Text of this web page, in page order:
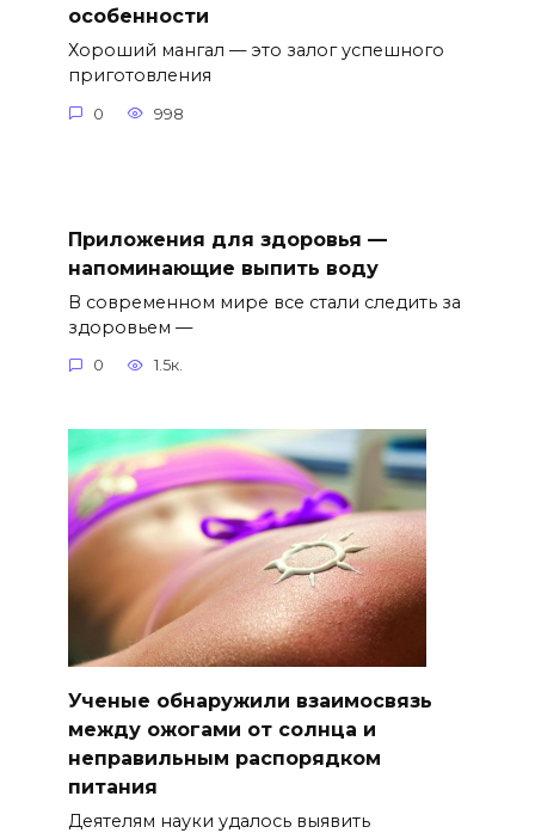
особенности
Хороший мангал — это залог успешного
приготовления
0 998
Приложения для здоровья —
напоминающие выпить воду
В современном мире все стали следить за
здоровьем —
0 1.5к.
Ученые обнаружили взаимосвязь
между ожогами от солнца и
неправильным распорядком
питания
Деятелям науки удалось выявить